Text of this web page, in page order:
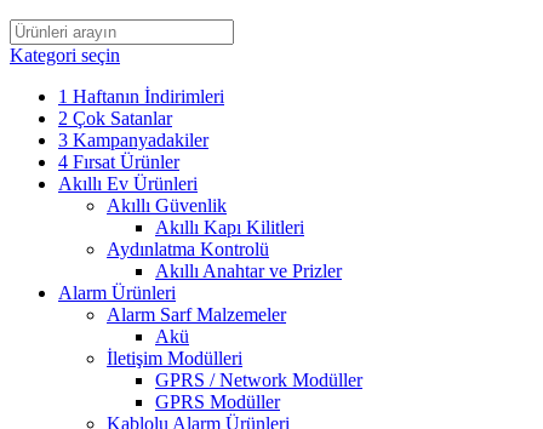
Kategori seçin
1 Haftanın İndirimleri
2 Çok Satanlar
3 Kampanyadakiler
4 Fırsat Ürünler
Akıllı Ev Ürünleri
Akıllı Güvenlik
Akıllı Kapı Kilitleri
Aydınlatma Kontrolü
Akıllı Anahtar ve Prizler
Alarm Ürünleri
Alarm Sarf Malzemeler
Akü
İletişim Modülleri
GPRS / Network Modüller
GPRS Modüller
Kablolu Alarm Ürünleri